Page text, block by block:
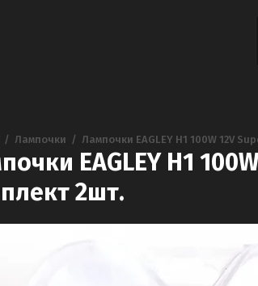
  /
Лампочки
  /
Лампочки EAGLEY H1 100W 12V
EAGLEY H1
2шт.